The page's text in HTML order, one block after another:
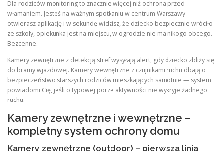
Dla rodziców monitoring to znacznie więcej niż ochrona przed
włamaniem. Jesteś na ważnym spotkaniu w centrum Warszawy —
otwierasz aplikację i w sekundę widzisz, że dziecko bezpiecznie wróciło
ze szkoły, opiekunka jest na miejscu, w ogrodzie nie ma nikogo obcego.
Bezcenne.
Kamery zewnętrzne z detekcją stref wysyłają alert, gdy dziecko zbliży się
do bramy wjazdowej. Kamery wewnętrzne z czujnikami ruchu dbają o
bezpieczeństwo starszych rodziców mieszkających samotnie — system
powiadomi Cię, jeśli o typowej porze aktywności nie wykryje żadnego
ruchu.
Kamery zewnętrzne i wewnętrzne –
kompletny system ochrony domu
Kamery zewnętrzne (outdoor) – pierwsza linia